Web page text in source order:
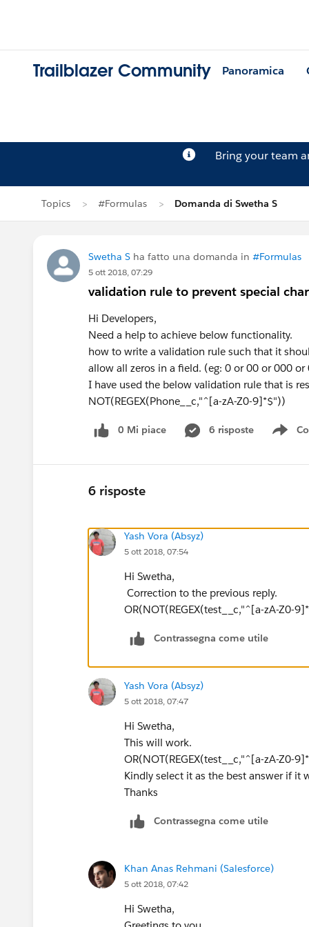
Trailblazer Community Panoramica
Bring your team
Topics #Formulas Domanda di Swetha S
Swetha S ha fatto una domanda in #Formulas
5 ott 2018, 07:29
validation rule to prevent special
Hi Developers,
Need a help to achieve below functionality.
how to write a validation rule such that it
allow all zeros in a field. (eg: 0 or 00 or 000
I have used the below validation rule that is
NOT(REGEX(Phone__c,"^[a-zA-Z0-9]*$"))
0 Mi piace 6 risposte
6 risposte
Yash Vora (Absyz)
5 ott 2018, 07:54
Hi Swetha,
Correction to the previous reply.
OR(NOT(REGEX(test__c,"^[a-zA-Z0-
Contrassegna come utile
Yash Vora (Absyz)
5 ott 2018, 07:47
Hi Swetha,
This will work.
OR(NOT(REGEX(test__c,"^[a-zA-Z0-
Kindly select it as the best answer if it
Thanks
Contrassegna come utile
Khan Anas Rehmani (Salesforce)
5 ott 2018, 07:42
Hi Swetha,